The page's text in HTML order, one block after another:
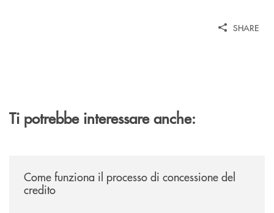
SHARE
Ti potrebbe interessare anche:
Come funziona il processo di concessione del
credito